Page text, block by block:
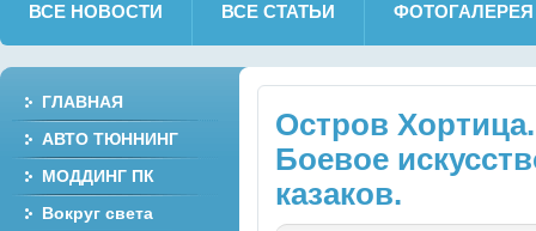
ВСЕ НОВОСТИ ВСЕ СТАТЬИ ФОТОГАЛЕРЕЯ
Остров
Боевое
казаков.
ГЛАВНАЯ
АВТО ТЮННИНГ
МОДДИНГ ПК
Вокруг света